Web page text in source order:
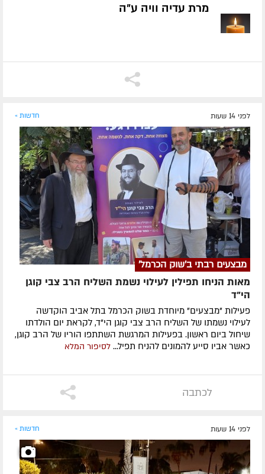
מרת עדיה וויה ע״ה
לפני 14 שעות חדשות »
מבצעים רבתי ב'שוק הכרמל'
מאות הניחו תפילין לעילוי נשמת השליח הרב צבי קוגן
הי”ד
פעילות "מבצעים" מיוחדת בשוק הכרמל בתל אביב הוקדשה
לעילוי נשמתו של השליח הרב צבי קוגן הי"ד, לקראת יום הולדתו
שיחול ביום ראשון. בפעילות המרגשת השתתפו הוריו של הרב קוגן,
כאשר אביו סייע להמונים להניח תפיל... לסיפור המלא
לכתבה
לפני 14 שעות חדשות »